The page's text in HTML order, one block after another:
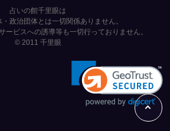
占いの館千里眼は
政治団体とは一切関係ありません。
ービスへの誘導等も一切行っておりません。
© 2011 千里眼